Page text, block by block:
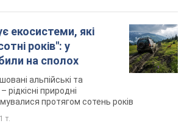
екосистеми, які
років": у
на сполох
альпійські та
рідкісні природні
протягом сотень років
т.